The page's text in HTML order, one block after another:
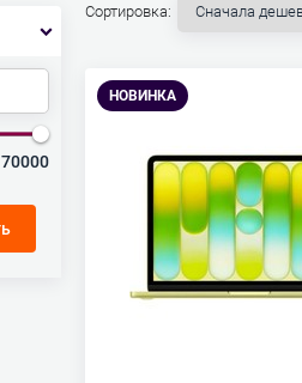
70000
Сортировка:
НОВИНКА